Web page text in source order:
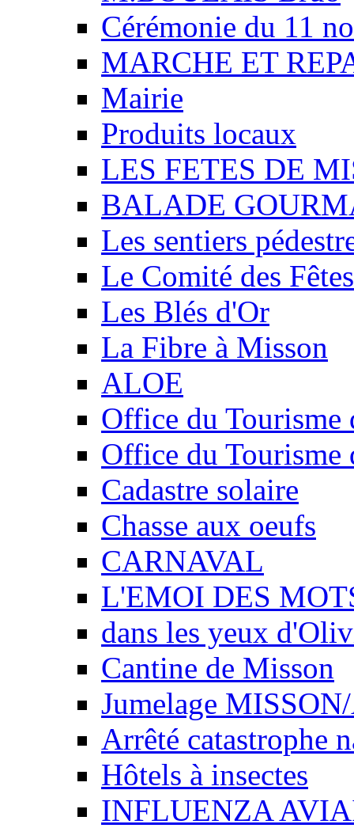
Cérémonie du 11
MARCHE ET
Mairie
Produits locaux
LES FETES DE
BALADE
Les sentiers
Le Comité des Fêtes
Les Blés d'Or
La Fibre à Misson
ALOE
Office du
Office du
Cadastre solaire
Chasse aux oeufs
CARNAVAL
L'EMOI DES
dans les yeux
Cantine de Misson
Jumelage
Arrêté catastrophe
Hôtels à insectes
INFLUENZA